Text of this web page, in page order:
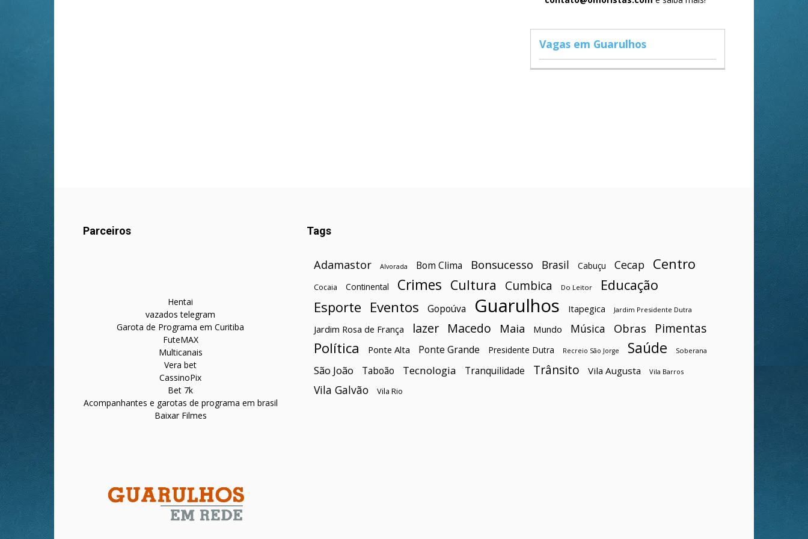
Vagas em Guarulhos
Parceiros
Hentai
vazados telegram
Garota de Programa em Curitiba
FuteMAX
Multicanais
Vera bet
CassinoPix
Bet 7k
Acompanhantes e garotas de programa em brasil
Baixar Filmes
Tags
Adamastor Alvorada Bom Clima Bonsucesso Brasil Cabuçu Cecap Centro
Cocaia Continental Crimes Cultura Cumbica Do Leitor Educação
Esporte Eventos Gopoúva Guarulhos Itapegica Jardim Presidente Dutra
Jardim Rosa de França lazer Macedo Maia Mundo Música Obras Pimentas
Política Ponte Alta Ponte Grande Presidente Dutra Recreio São Jorge Saúde Soberana
São João Taboão Tecnologia Tranquilidade Trânsito Vila Augusta Vila Barros
Vila Galvão Vila Rio